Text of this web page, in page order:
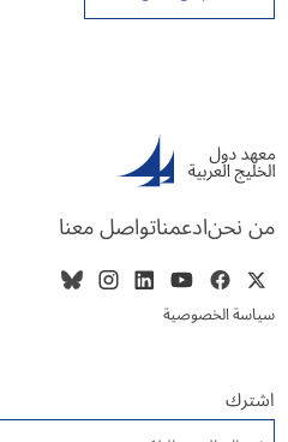
من نحنادعمناتواصل معنا
سياسة الخصوصية
اشترك